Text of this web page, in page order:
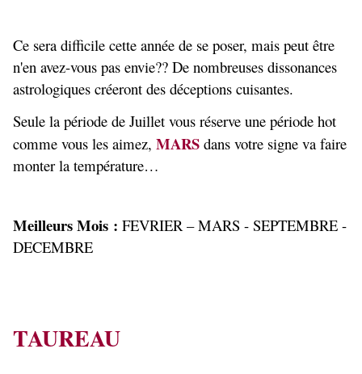
Ce sera difficile cette année de se poser, mais peut être
n'en avez-vous pas envie?? De nombreuses dissonances
astrologiques créeront des déceptions cuisantes.
Seule la période de Juillet vous réserve une période hot
comme vous les aimez, MARS dans votre signe va faire
monter la température…
Meilleurs Mois : FEVRIER – MARS - SEPTEMBRE -
DECEMBRE
TAUREAU